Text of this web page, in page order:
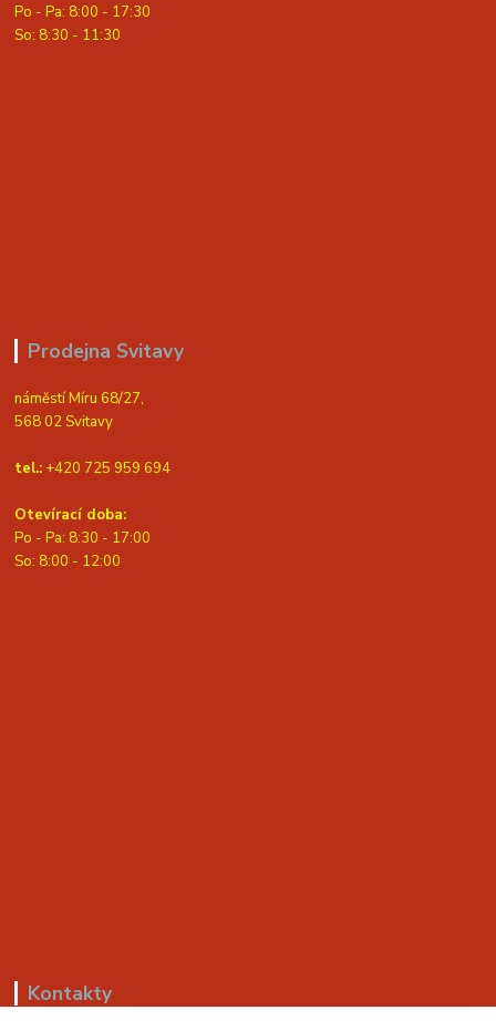
Po - Pa: 8:00 - 17:30
So: 8:30 - 11:30
Prodejna Svitavy
náměstí Míru 68/27,
568 02 Svitavy
tel.: +420 725 959 694
Otevírací doba:
Po - Pa: 8:30 - 17:00
So: 8:00 - 12:00
Kontakty